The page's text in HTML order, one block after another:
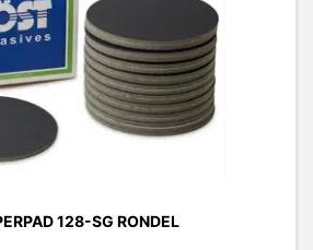
128-SG RONDEL